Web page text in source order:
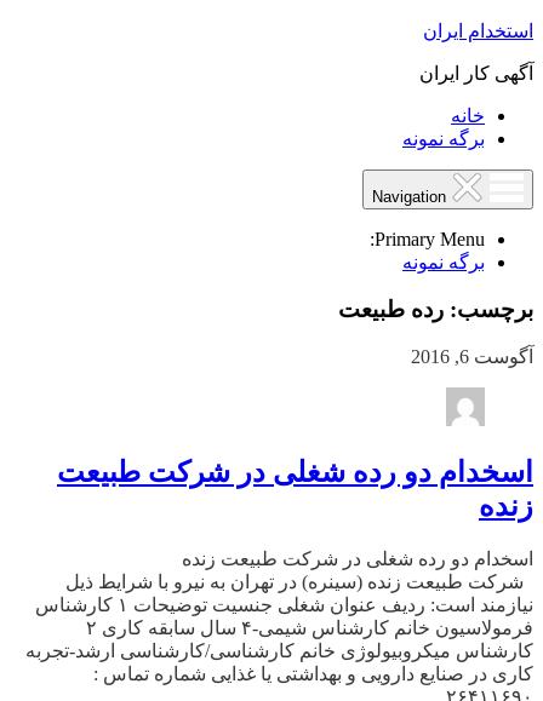
استخدام ایران
آگهی کار ایران
خانه
برگه نمونه
Primary Menu:
برگه نمونه
برچسب: رده طبیعت
آگوست 6, 2016
اسخدام دو رده شغلی در شرکت طبیعت
زنده
اسخدام دو رده شغلی در شرکت طبیعت زنده
شرکت طبیعت زنده (سینره) در تهران به نیرو با شرایط ذیل
نیازمند است: ردیف عنوان شغلی جنسیت توضیحات ۱ کارشناس
فرمولاسیون خانم کارشناس شیمی-۴ سال سابقه کاری ۲
کارشناس میکروبیولوژی خانم کارشناسی/کارشناسی ارشد-تجربه
کاری در صنایع دارویی و بهداشتی یا غذایی شماره تماس :